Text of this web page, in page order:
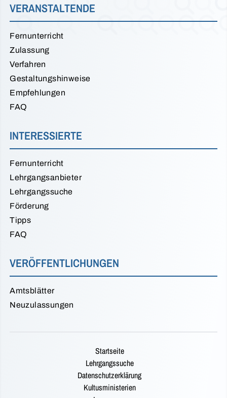
VERANSTALTENDE
Fernunterricht
Zulassung
Verfahren
Gestaltungshinweise
Empfehlungen
FAQ
INTERESSIERTE
Fernunterricht
Lehrgangsanbieter
Lehrgangssuche
Förderung
Tipps
FAQ
VERÖFFENTLICHUNGEN
Amtsblätter
Neuzulassungen
Startseite
Lehrgangssuche
Datenschutzerklärung
Kultusministerien